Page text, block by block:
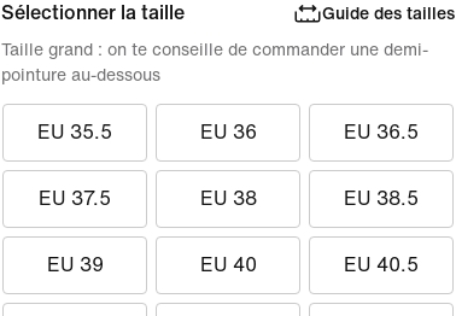
Sélectionner la taille Guide des tailles
EU 35.5 EU 36 EU 36.5
EU 37.5 EU 38 EU 38.5
EU 39 EU 40 EU 40.5
Taille grand : on te conseille de commander une demi-
pointure au-dessous